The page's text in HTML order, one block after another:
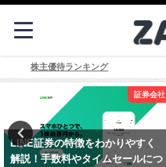
株主優待ランキング
証券会社
GMOクリック証券の特徴をわか
りやすく解説！手数料や取扱商品